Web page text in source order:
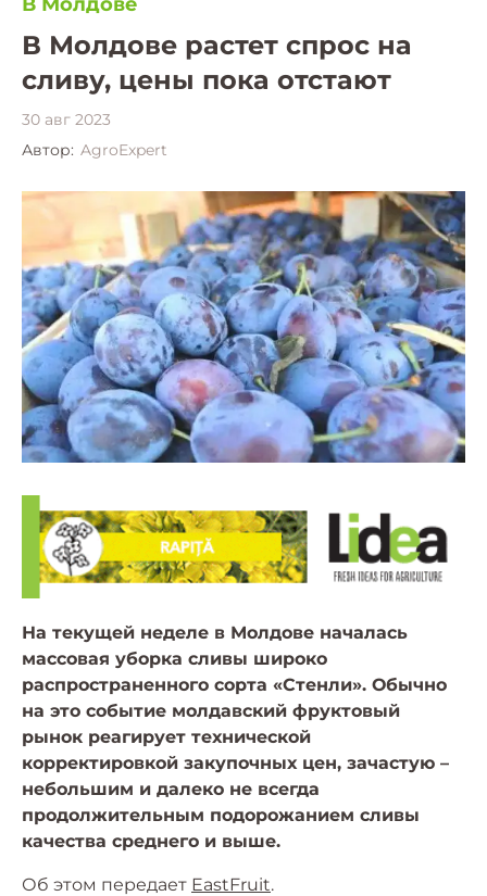
В Молдове растет спрос на
сливу, цены пока отстают
30 авг 2023
Автор: AgroExpert
На текущей неделе в Молдове началась
массовая уборка сливы широко
распространенного сорта «Стенли». Обычно
на это событие молдавский фруктовый
рынок реагирует технической
корректировкой закупочных цен, зачастую –
небольшим и далеко не всегда
продолжительным подорожанием сливы
качества среднего и выше.
Об этом передает EastFruit.